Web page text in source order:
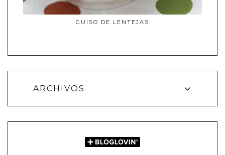
GUISO DE LENTEJAS
ARCHIVOS